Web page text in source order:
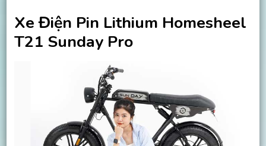
Xe Điện Pin Lithium Homesheel
T21 Sunday Pro